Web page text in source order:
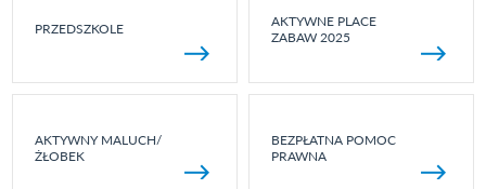
PRZEDSZKOLE
AKTYWNE PLACE
ZABAW 2025
AKTYWNY MALUCH/
ŻŁOBEK
BEZPŁATNA POMOC
PRAWNA